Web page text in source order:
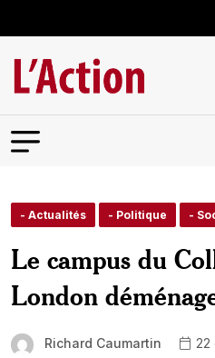
- Actualités - Politique -
Le campus du
London
Richard Caumartin
22